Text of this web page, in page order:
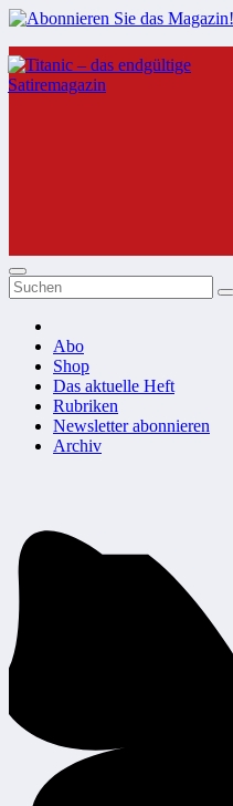
Zum
Inhalt
springen
Abo
Shop
Das aktuelle Heft
Rubriken
Newsletter abonnieren
Archiv